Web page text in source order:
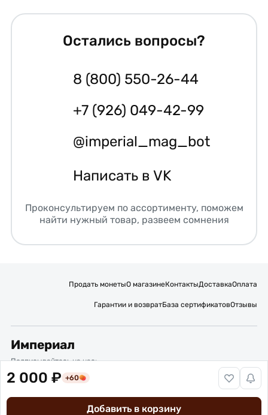
2 000 ₽ +60
Добавить в корзину
Остались вопросы?
8 (800) 550-26-44
+7 (926) 049-42-99
@imperial_mag_bot
Написать в VK
Проконсультируем по ассортименту, поможем
найти нужный товар, развеем сомнения
Продать монетыО магазинеКонтактыДоставкаОплата
Гарантии и возвратБаза сертификатовОтзывы
Империал
Подписывайтесь на нас:
Вакансии
Политика обработки персональных данных